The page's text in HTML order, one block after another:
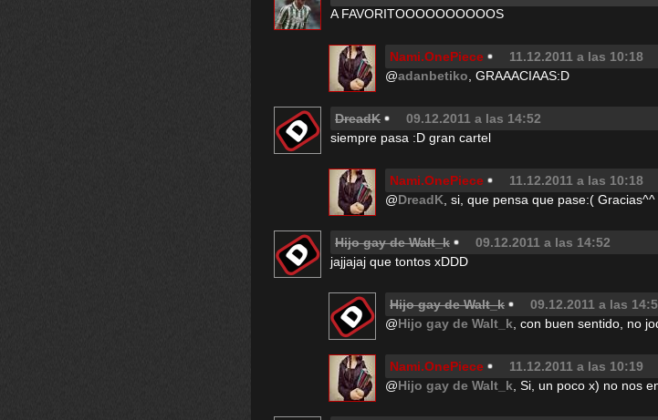
A FAVORITOOOOOOOOOOS
Nami.OnePiece 11.12.2011 a las 10:18
@adanbetiko , GRAAACIAAS:D
DreadK 09.12.2011 a las 14:52
siempre pasa :D gran cartel
Nami.OnePiece 11.12.2011 a las 10:18
@DreadK , si, que pensa que pase:( Gracias^^
Hijo gay de Walt_k 09.12.2011 a las 14:52
jajjajaj que tontos xDDD
Hijo gay de Walt_k 09.12.2011 a las
@Hijo gay de Walt_k , con buen sentido, no
Nami.OnePiece 11.12.2011 a las 10:19
@Hijo gay de Walt_k , Si, un poco x) no nos